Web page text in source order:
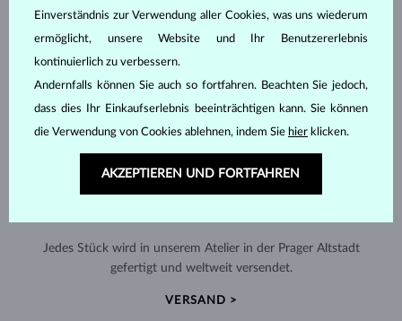
Jedes Stück wird in unserem Atelier in der Prager Altstadt
gefertigt und weltweit versendet.
VERSAND >
Einverständnis zur Verwendung aller Cookies, was uns wiederum
ermöglicht, unsere Website und Ihr Benutzererlebnis
kontinuierlich zu verbessern.
Andernfalls können Sie auch so fortfahren. Beachten Sie jedoch,
dass dies Ihr Einkaufserlebnis beeinträchtigen kann. Sie können
die Verwendung von Cookies ablehnen, indem Sie hier klicken.
AKZEPTIEREN UND FORTFAHREN